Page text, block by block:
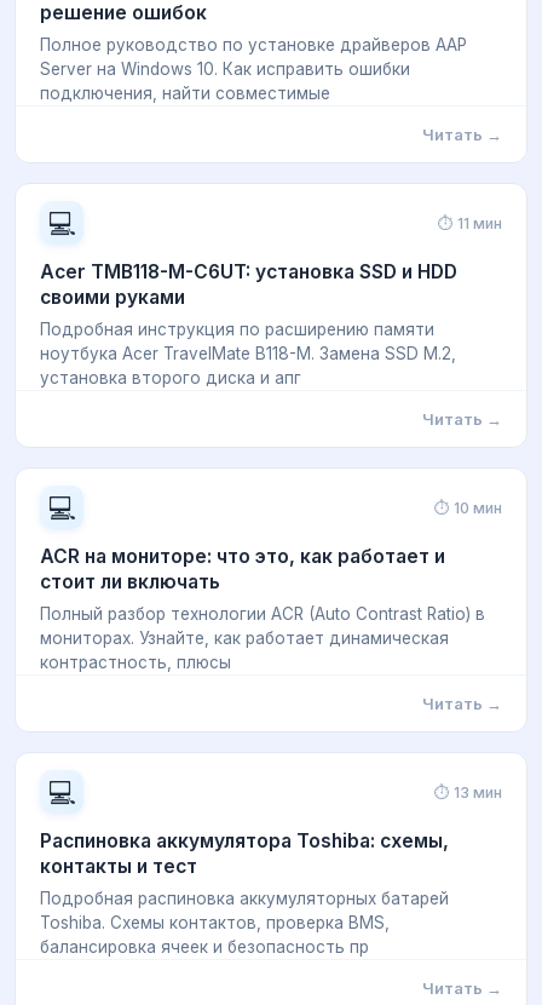
решение ошибок
Полное руководство по установке драйверов AAP
Server на Windows 10. Как исправить ошибки
подключения, найти совместимые
Читать →
💻 ⏱ 11 мин
Acer TMB118-M-C6UT: установка SSD и HDD
своими руками
Подробная инструкция по расширению памяти
ноутбука Acer TravelMate B118-M. Замена SSD M.2,
установка второго диска и апг
Читать →
💻 ⏱ 10 мин
ACR на мониторе: что это, как работает и
стоит ли включать
Полный разбор технологии ACR (Auto Contrast Ratio) в
мониторах. Узнайте, как работает динамическая
контрастность, плюсы
Читать →
💻 ⏱ 13 мин
Распиновка аккумулятора Toshiba: схемы,
контакты и тест
Подробная распиновка аккумуляторных батарей
Toshiba. Схемы контактов, проверка BMS,
балансировка ячеек и безопасность пр
Читать →